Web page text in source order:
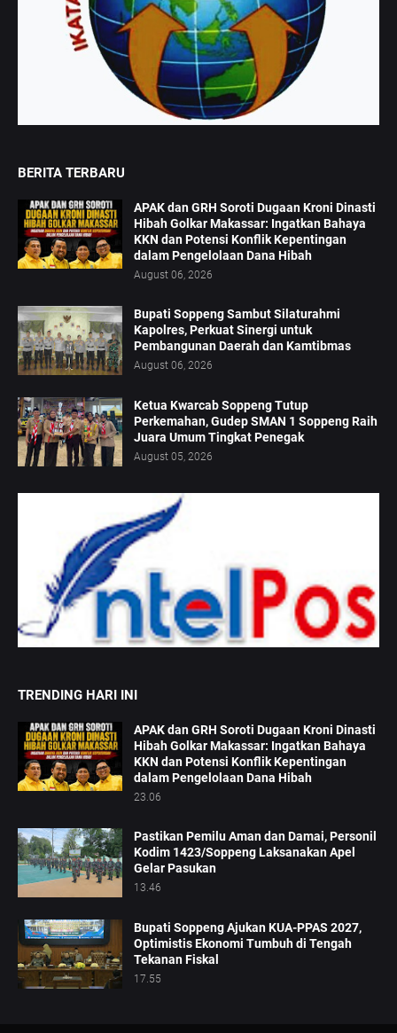
BERITA TERBARU
APAK dan GRH Soroti Dugaan Kroni Dinasti
Hibah Golkar Makassar: Ingatkan Bahaya
KKN dan Potensi Konflik Kepentingan
dalam Pengelolaan Dana Hibah
August 06, 2026
Bupati Soppeng Sambut Silaturahmi
Kapolres, Perkuat Sinergi untuk
Pembangunan Daerah dan Kamtibmas
August 06, 2026
Ketua Kwarcab Soppeng Tutup
Perkemahan, Gudep SMAN 1 Soppeng Raih
Juara Umum Tingkat Penegak
August 05, 2026
TRENDING HARI INI
APAK dan GRH Soroti Dugaan Kroni Dinasti
Hibah Golkar Makassar: Ingatkan Bahaya
KKN dan Potensi Konflik Kepentingan
dalam Pengelolaan Dana Hibah
23.06
Pastikan Pemilu Aman dan Damai, Personil
Kodim 1423/Soppeng Laksanakan Apel
Gelar Pasukan
13.46
Bupati Soppeng Ajukan KUA-PPAS 2027,
Optimistis Ekonomi Tumbuh di Tengah
Tekanan Fiskal
17.55